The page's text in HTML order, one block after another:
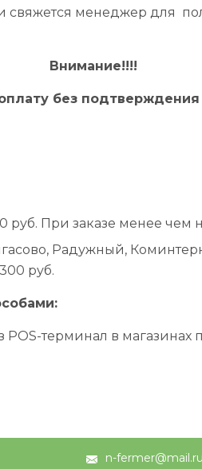
менеджер для
Внимание!!!!
без
руб. При заказе менее чем
Радужный,
руб.
терминал в магазинах
n-fermer@mail.ru